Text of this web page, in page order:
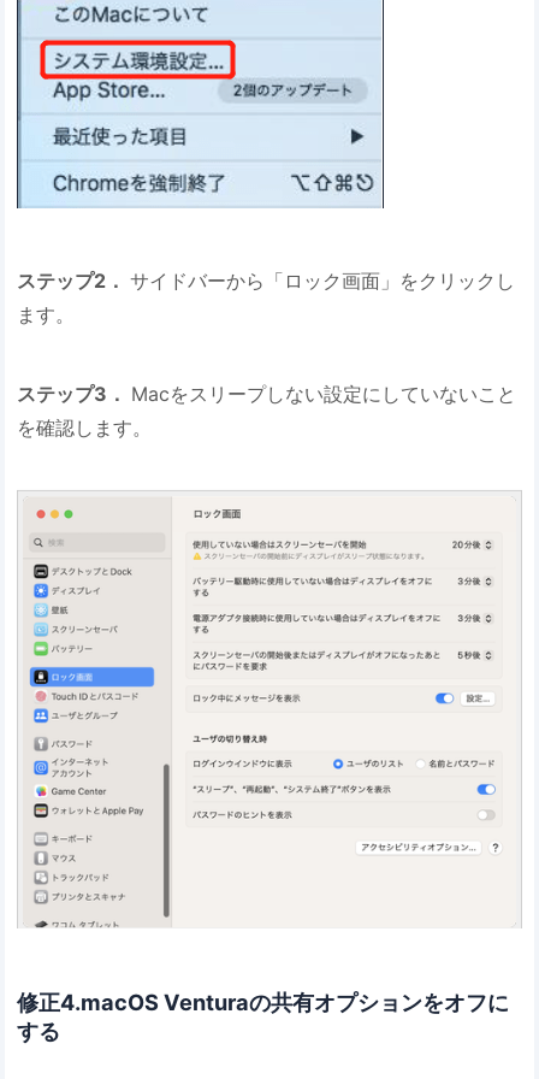
ステップ2．サイドバーから「ロック画面」をクリックし
ます。
ステップ3． Macをスリープしない設定にしていないこと
を確認します。
修正4.macOS Venturaの共有オプションをオフに
する